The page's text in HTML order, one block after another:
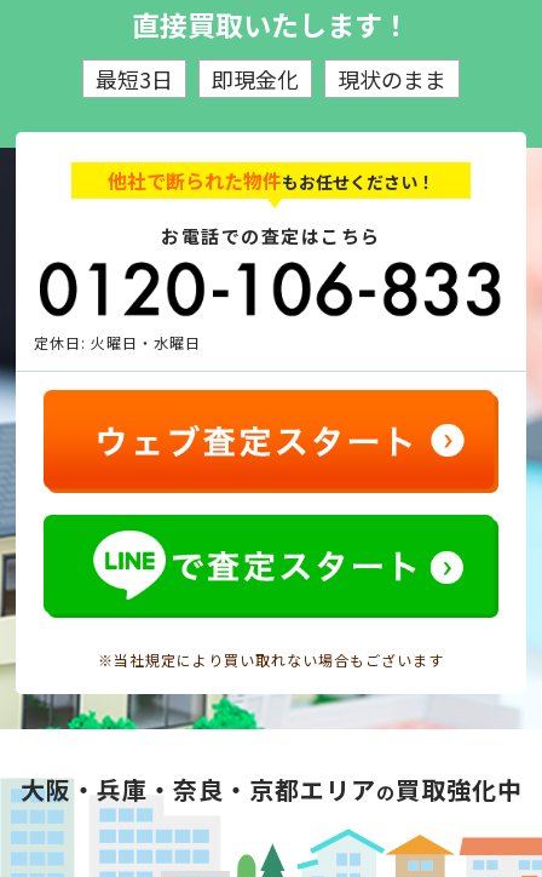
直接買取いたします！
最短3日 即現金化 現状のまま
他社で断られた物件もお任せください！
お電話での査定はこちら
定休日: 火曜日・水曜日
※当社規定により買い取れない場合もございます
大阪・兵庫・奈良・京都エリアの買取強化中